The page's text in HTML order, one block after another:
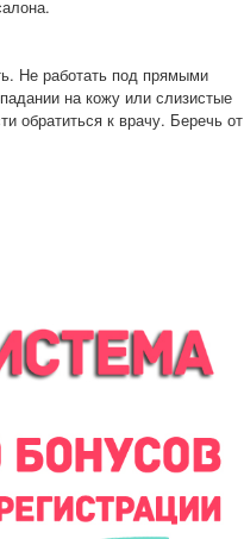
Не работать под прямыми
на кожу или слизистые
обратиться к врачу. Беречь от